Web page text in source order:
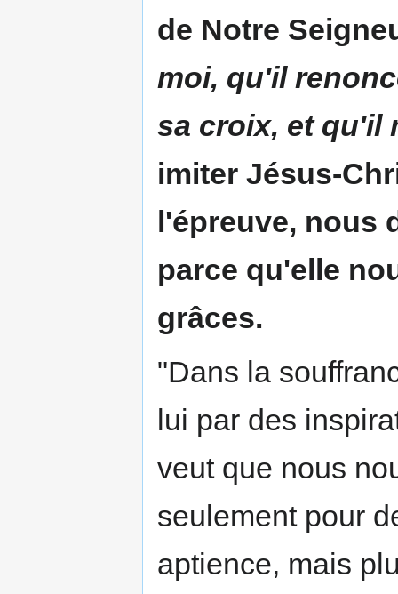
de Notre
moi, qu'il
sa croix, et qu'il
imiter Jésus-
l'épreuve, nous
parce qu'elle
grâces.
"Dans la
lui par des
veut que nous
seulement pour
aptience, mais